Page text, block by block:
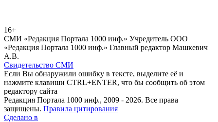
16+
СМИ «Редакция Портала 1000 инф.» Учредитель ООО
«Редакция Портала 1000 инф.» Главный редактор Машкевич
А.В.
Свидетельство СМИ
Если Вы обнаружили ошибку в тексте, выделите её и
нажмите клавиши CTRL+ENTER, что бы сообщить об этом
редактору сайта
Редакция Портала 1000 инф., 2009 - 2026. Все права
защищены. Правила цитирования
Сделано в